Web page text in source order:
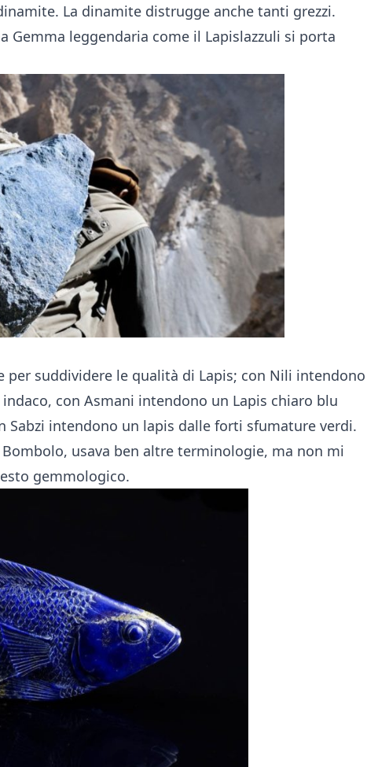
La dinamite distrugge anche tanti grezzi.
Gemma leggendaria come il Lapislazzuli si porta
suddividere le qualità di Lapis; con Nili intendono
con Asmani intendono un Lapis chiaro blu
Sabzi intendono un lapis dalle forti sfumature verdi.
usava ben altre terminologie, ma non mi
gemmologico.